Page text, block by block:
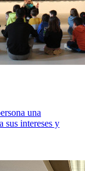
una
sus intereses y